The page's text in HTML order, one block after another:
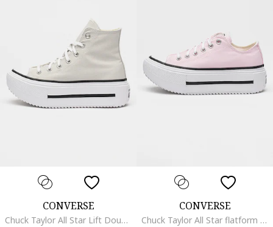
CONVERSE
Chuck Taylor All Star Lift Double Stack cipő, Törtfehér
CONVERSE
Chuck Taylor All Star flatform sneaker, Pasztellrózsaszín